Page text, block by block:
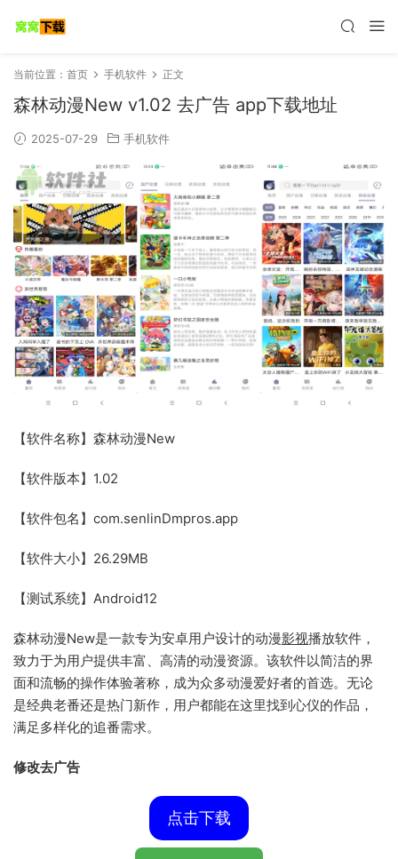
当前位置： 首页 手机软件 正文
森林动漫New v1.02 去广告 app下载地址
2025-07-29 手机软件
【软件名称】森林动漫New
【软件版本】1.02
【软件包名】com.senlinDmpros.app
【软件大小】26.29MB
【测试系统】Android12
森林动漫New是一款专为安卓用户设计的动漫影视播放软件，
致力于为用户提供丰富、高清的动漫资源。该软件以简洁的界
面和流畅的操作体验著称，成为众多动漫爱好者的首选。无论
是经典老番还是热门新作，用户都能在这里找到心仪的作品，
满足多样化的追番需求。
修改去广告
点击下载